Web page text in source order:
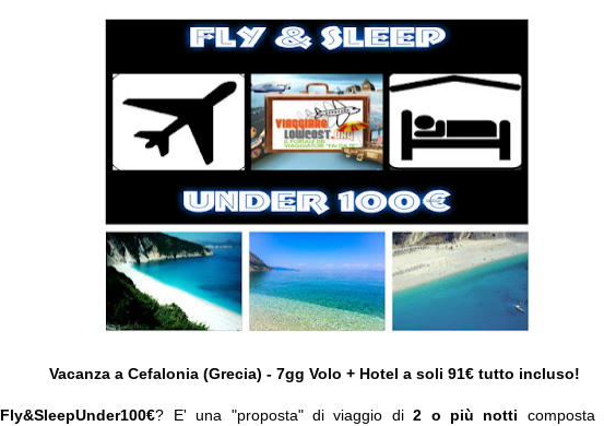
Vacanza a Cefalonia (Grecia) - 7gg Volo + Hotel a soli 91€ tutto incluso!
Fly&SleepUnder100€? E' una "proposta" di viaggio di2 o più notti composta